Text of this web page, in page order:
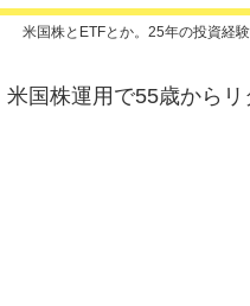
米国株とETFとか。25年の投資経
米国株運用で55歳からリ